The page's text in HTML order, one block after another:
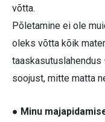
võtta.
Põletamine ei ole
oleks võtta kõik
soojust, mitte matta
● Minu